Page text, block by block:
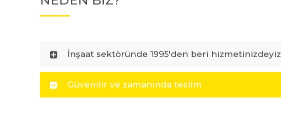
İnşaat sektöründe 1995'den beri hizmetinizdeyiz
Güvenilir ve zamanında teslim